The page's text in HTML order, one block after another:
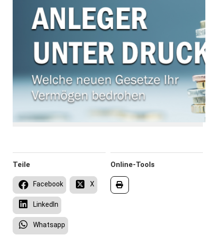
Online-Tools
Teile
Facebook X
LinkedIn
Whatsapp